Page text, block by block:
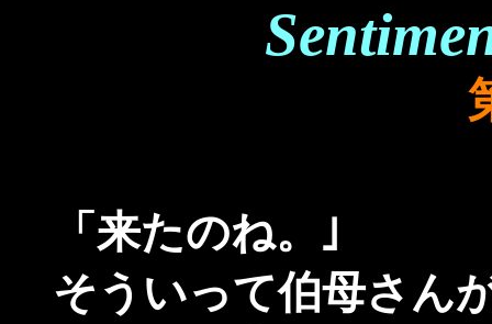
「来たのね。｣
そういって伯母さん